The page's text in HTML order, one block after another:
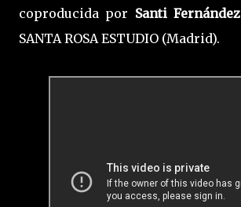
coproducida por Santi Fernández
SANTA ROSA ESTUDIO (Madrid).